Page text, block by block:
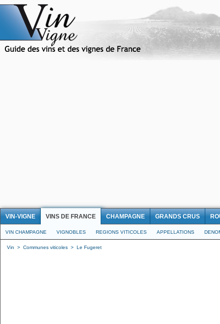
VIN-VIGNE VINS DE FRANCE CHAMPAGNE GRANDS CRUS
VIN CHAMPAGNE VIGNOBLES REGIONS VITICOLES APPELLATIONS
Vin > Communes viticoles > Le Fugeret